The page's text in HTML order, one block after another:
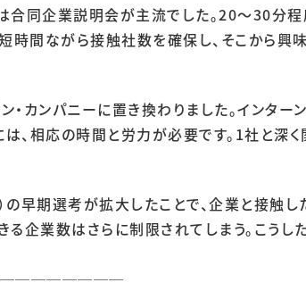
合同企業説明会が主流でした。20～30分
時間ながら接触社数を確保し、そこから興
・カンパニーに置き換わりました。インタ
、相応の時間と労力が必要です。1社と深く
早期選考が拡大したことで、企業と接触し
る企業数はさらに制限されてしまう。こう